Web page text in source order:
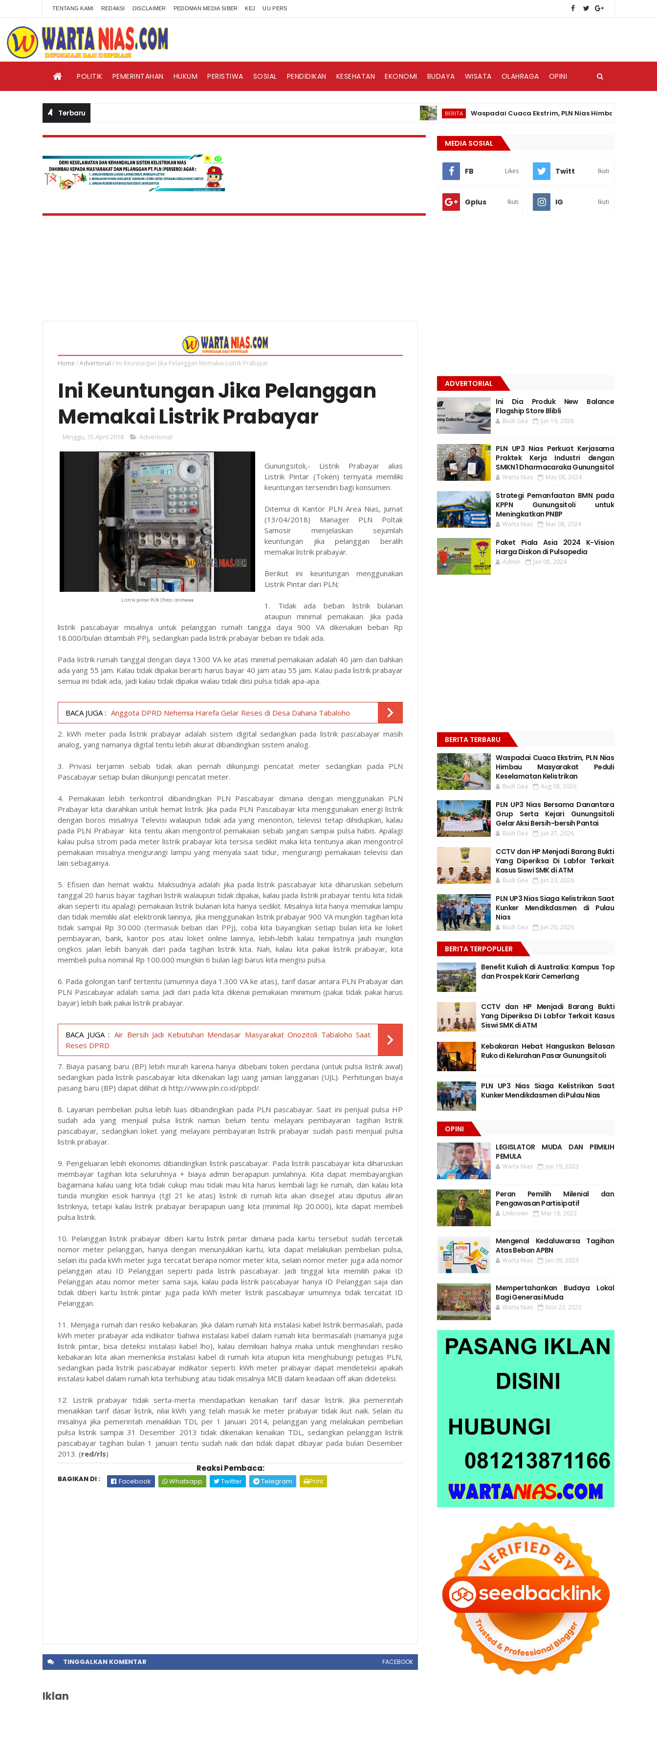
TENTANG KAMI REDAKSI DISCLAIMER PEDOMAN MEDIA SIBER KEJ UU PERS
POLITIK PEMERINTAHAN HUKUM PERISTIWA SOSIAL PENDIDIKAN KESEHATAN EKONOMI BUDAYA WISATA OLAHRAGA OPINI
Terbaru BERITA Waspadai Cuaca Ekstrim, PLN Nias Himbau Masyarakat
Home /Advertorial / Ini Keuntungan Jika Pelanggan Memakai Listrik Prabayar
Ini Keuntungan Jika Pelanggan
Memakai Listrik Prabayar
Minggu, 15 April 2018 Advertorial
Listrik pintar PLN |Foto: istimewa
Gunungsitoli,- Listrik Prabayar alias
Listrik Pintar (Token) ternyata memiliki
keuntungan tersendiri bagi konsumen.
Ditemui di Kantor PLN Area Nias, Jumat
(13/04/2018) Manager PLN Poltak
Samosir menjelaskan sejumlah
keuntungan jika pelanggan beralih
memakai listrik prabayar.
Berikut ini keuntungan menggunakan
Listrik Pintar dari PLN;
1. Tidak ada beban listrik bulanan
ataupun minimal pemakaian. Jika pada
listrik pascabayar misalnya untuk pelanggan rumah tangga daya 900 VA dikenakan beban Rp
18.000/bulan ditambah PPj, sedangkan pada listrik prabayar beban ini tidak ada.
Pada listrik rumah tanggal dengan daya 1300 VA ke atas minimal pemakaian adalah 40 jam dan bahkan
ada yang 55 jam. Kalau tidak dipakai berarti harus bayar 40 jam atau 55 jam. Kalau pada listrik prabayar
semua ini tidak ada, jadi kalau tidak dipakai walau tidak diisi pulsa tidak apa-apa.
BACA JUGA : Anggota DPRD Nehemia Harefa Gelar Reses di Desa Dahana Tabaloho
2. kWh meter pada listrik prabayar adalah sistem digital sedangkan pada listrik pascabayar masih
analog, yang namanya digital tentu lebih akurat dibandingkan sistem analog.
3. Privasi terjamin sebab tidak akan pernah dikunjungi pencatat meter sedangkan pada PLN
Pascabayar setiap bulan dikunjungi pencatat meter.
4. Pemakaian lebih terkontrol dibandingkan PLN Pascabayar dimana dengan menggunakan PLN
Prabayar kita diarahkan untuk hemat listrik. Jika pada PLN Pascabayar kita menggunakan energi listrik
dengan boros misalnya Televisi walaupun tidak ada yang menonton, televisi tetap dihidupkan, kalau
pada PLN Prabayar kita tentu akan mengontrol pemakaian sebab jangan sampai pulsa habis. Apalagi
kalau pulsa strom pada meter listrik prabayar kita tersisa sedikit maka kita tentunya akan mengontrol
pemakaian misalnya mengurangi lampu yang menyala saat tidur, mengurangi pemakaian televisi dan
lain sebagainya.
5. Efisien dan hemat waktu. Maksudnya adalah jika pada listrik pascabayar kita diharuskan sebelum
tanggal 20 harus bayar tagihan listrik walaupun tidak dipakai, kalau pada listrik prabayar tentu kita tidak
akan seperti itu apalagi pemakaian listrik bulanan kita hanya sedikit. Misalnya kita hanya memakai lampu
dan tidak memiliki alat elektronik lainnya, jika menggunakan listrik prabayar 900 VA mungkin tagihan kita
tidak sampai Rp 30.000 (termasuk beban dan PPj), coba kita bayangkan setiap bulan kita ke loket
pembayaran, bank, kantor pos atau loket online lainnya, lebih-lebih kalau tempatnya jauh mungkin
ongkos jalan lebih banyak dari pada tagihan listrik kita. Nah, kalau kita pakai listrik prabayar, kita
membeli pulsa nominal Rp 100.000 mungkin 6 bulan lagi barus kita mengisi pulsa.
6. Pada golongan tarif tertentu (umumnya daya 1.300 VA ke atas), tarif dasar antara PLN Prabayar dan
PLN Pascabayar adalah sama. Jadi dari pada kita dikenai pemakaian minimum (pakai tidak pakai harus
bayar) lebih baik pakai listrik prabayar.
BACA JUGA : Air Bersih Jadi Kebutuhan Mendasar Masyarakat Onozitoli Tabaloho Saat
Reses DPRD
7. Biaya pasang baru (BP) lebih murah karena hanya dibebani token perdana (untuk pulsa listrik awal)
sedangkan pada listrik pascabayar kita dikenakan lagi uang jamian langganan (UJL). Perhitungan biaya
pasang baru (BP) dapat dilihat di http://www.pln.co.id/pbpd/.
8. Layanan pembelian pulsa lebih luas dibandingkan pada PLN pascabayar. Saat ini penjual pulsa HP
sudah ada yang menjual pulsa listrik namun belum tentu melayani pembayaran tagihan listrik
pascabayar, sedangkan loket yang melayani pembayaran listrik prabayar sudah pasti menjual pulsa
listrik prabayar.
9. Pengeluaran lebih ekonomis dibandingkan listrik pascabayar. Pada listrik pascabayar kita diharuskan
membayar tagihan kita seluruhnya + biaya admin berapapun jumlahnya. Kita dapat membayangkan
bagaimana kalau uang kita tidak cukup mau tidak mau kita harus kembali lagi ke rumah, dan kalau kita
tunda mungkin esok harinya (tgl 21 ke atas) listrik di rumah kita akan disegel atau diputus aliran
listriknya, tetapi kalau listrik prabayar berapapun uang kita (minimal Rp 20.000), kita dapat membeli
pulsa listrik.
10. Pelanggan listrik prabayar diberi kartu listrik pintar dimana pada kartu tersebut sudah tercetak
nomor meter pelanggan, hanya dengan menunjukkan kartu, kita dapat melakukan pembelian pulsa,
selain itu pada kWh meter juga tercatat berapa nomor meter kita, selain nomor meter juga ada nomor
pelanggan atau ID Pelanggan seperti pada listrik pascabayar. Jadi tinggal kita memilih pakai ID
Pelanggan atau nomor meter sama saja, kalau pada listrik pascabayar hanya ID Pelanggan saja dan
tidak diberi kartu listrik pintar juga pada kWh meter listrik pascabayar umumnya tidak tercatat ID
Pelanggan.
11. Menjaga rumah dari resiko kebakaran. Jika dalam rumah kita instalasi kabel listrik bermasalah, pada
kWh meter prabayar ada indikator bahwa instalasi kabel dalam rumah kita bermasalah (namanya juga
listrik pintar, bisa deteksi instalasi kabel lho), kalau demikian halnya maka untuk menghindari resiko
kebakaran kita akan memeriksa instalasi kabel di rumah kita atupun kita menghubungi petugas PLN,
sedangkan pada listrik pascabayar indikator seperti. kWh meter prabayar dapat mendeteksi apakah
instalasi kabel dalam rumah kita terhubung atau tidak misalnya MCB dalam keadaan off akan dideteksi.
12. Listrik prabayar tidak serta-merta mendapatkan kenaikan tarif dasar listrik. Jika pemerintah
menaikkan tarif dasar listrik, nilai kWh yang telah masuk ke meter prabayar tidak ikut naik. Selain itu
misalnya jika pemerintah menaikkan TDL per 1 Januari 2014, pelanggan yang melakukan pembelian
pulsa listrik sampai 31 Desember 2013 tidak dikenakan kenaikan TDL, sedangkan pelanggan listrik
pascabayar tagihan bulan 1 januari tentu sudah naik dan tidak dapat dibayar pada bulan Desember
2013. (red/rls)
Reaksi Pembaca:
BAGIKAN DI : Facebook Whatsapp Twitter Telegram Print
TINGGALKAN KOMENTAR FACEBOOK
Iklan
MEDIA SOSIAL
FB Likes Twitt Ikuti
Gplus Ikuti IG Ikuti
ADVERTORIAL
Ini Dia Produk New Balance
Flagship Store Blibli
Budi Gea Jun 19, 2026
PLN UP3 Nias Perkuat Kerjasama
Praktek Kerja Industri dengan
SMKN 1 Dharmacaraka Gunungsitol
Warta Nias May 08, 2024
Strategi Pemanfaatan BMN pada
KPPN Gunungsitoli untuk
Meningkatkan PNBP
Warta Nias Mar 08, 2024
Paket Piala Asia 2024 K-Vision
Harga Diskon di Pulsapedia
Admin Jan 08, 2024
BERITA TERBARU
Waspadai Cuaca Ekstrim, PLN Nias
Himbau Masyarakat Peduli
Keselamatan Kelistrikan
Budi Gea Aug 06, 2026
PLN UP3 Nias Bersama Danantara
Grup Serta Kejari Gunungsitoli
Gelar Aksi Bersih-bersih Pantai
Budi Gea Jun 27, 2026
CCTV dan HP Menjadi Barang Bukti
Yang Diperiksa Di Labfor Terkait
Kasus Siswi SMK di ATM
Budi Gea Jun 23, 2026
PLN UP3 Nias Siaga Kelistrikan Saat
Kunker Mendikdasmen di Pulau
Nias
Budi Gea Jun 20, 2026
BERITA TERPOPULER
Benefit Kuliah di Australia: Kampus Top
dan Prospek Karir Cemerlang
CCTV dan HP Menjadi Barang Bukti
Yang Diperiksa Di Labfor Terkait Kasus
Siswi SMK di ATM
Kebakaran Hebat Hanguskan Belasan
Ruko di Kelurahan Pasar Gunungsitoli
PLN UP3 Nias Siaga Kelistrikan Saat
Kunker Mendikdasmen di Pulau Nias
OPINI
LEGISLATOR MUDA DAN PEMILIH
PEMULA
Warta Nias Jun 19, 2023
Peran Pemilih Milenial dan
Pengawasan Partisipatif
Unknown Mar 18, 2023
Mengenal Kedaluwarsa Tagihan
Atas Beban APBN
Warta Nias Jan 09, 2023
Mempertahankan Budaya Lokal
Bagi Generasi Muda
Warta Nias Nov 23, 2022